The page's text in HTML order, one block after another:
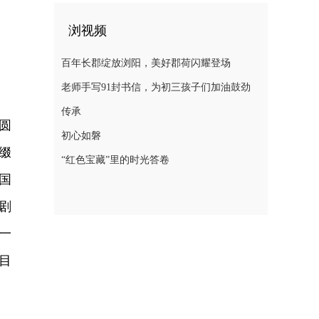
浏视频
百年长郡绽放浏阳，美好郡荷闪耀登场
老师手写91封书信，为初三孩子们加油鼓劲
传承
初心如磐
“红色宝藏”里的时光答卷